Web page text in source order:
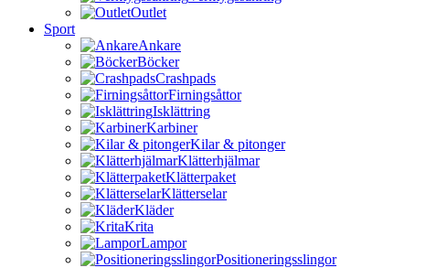
Outlet
Sport
Ankare
Böcker
Crashpads
Firningsåttor
Isklättring
Karbiner
Kilar & pitonger
Klätterhjälmar
Klätterpaket
Klätterselar
Kläder
Krita
Lampor
Positioneringsslingor